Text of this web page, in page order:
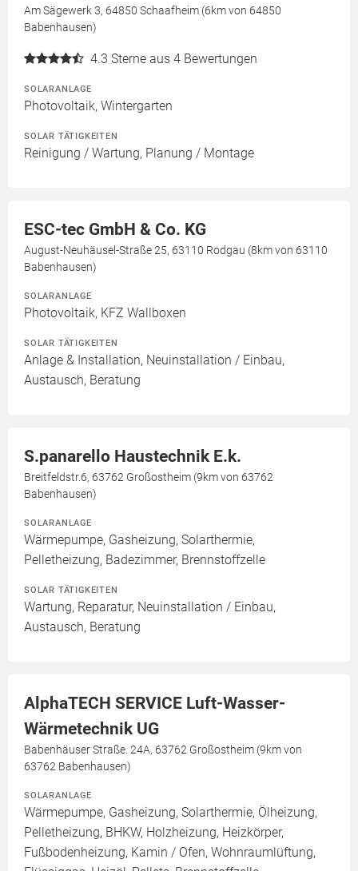
Am Sägewerk 3, 64850 Schaafheim (6km von 64850
Babenhausen)
4.3 Sterne aus 4 Bewertungen
SOLARANLAGE
Photovoltaik, Wintergarten
SOLAR TÄTIGKEITEN
Reinigung / Wartung, Planung / Montage
ESC-tec GmbH & Co. KG
August-Neuhäusel-Straße 25, 63110 Rodgau (8km von 63110
Babenhausen)
SOLARANLAGE
Photovoltaik, KFZ Wallboxen
SOLAR TÄTIGKEITEN
Anlage & Installation, Neuinstallation / Einbau,
Austausch, Beratung
S.panarello Haustechnik E.k.
Breitfeldstr.6, 63762 Großostheim (9km von 63762
Babenhausen)
SOLARANLAGE
Wärmepumpe, Gasheizung, Solarthermie,
Pelletheizung, Badezimmer, Brennstoffzelle
SOLAR TÄTIGKEITEN
Wartung, Reparatur, Neuinstallation / Einbau,
Austausch, Beratung
AlphaTECH SERVICE Luft-Wasser-
Wärmetechnik UG
Babenhäuser Straße. 24A, 63762 Großostheim (9km von
63762 Babenhausen)
SOLARANLAGE
Wärmepumpe, Gasheizung, Solarthermie, Ölheizung,
Pelletheizung, BHKW, Holzheizung, Heizkörper,
Fußbodenheizung, Kamin / Ofen, Wohnraumlüftung,